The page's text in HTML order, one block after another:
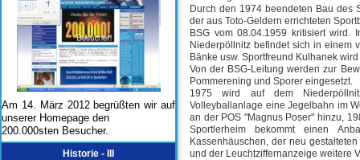
Am 14. März 2012 begrüßten wir auf
unserer Homepage den
200.000sten Besucher.
Historie - III
Durch den 1974 beendeten Bau des
der aus Toto-Geldern errichteten
BSG vom 08.04.1959 kritisiert wird.
Niederpöllnitz befindet sich in einem
Bänke usw. Sportfreund Kulhanek
Von der BSG-Leitung werden zur
Pommerening und Sporer eingesetzt.
1975 wird auf dem
Volleyballanlage eine Jegelbahn im
an der POS "Magnus Poser" hinzu,
Sportlerheim bekommt einen
Kassenhäuschen, der neu
und der Leuchtziffernanzeige weitere